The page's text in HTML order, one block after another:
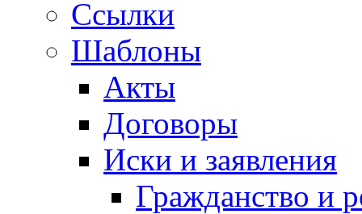
Ссылки
Шаблоны
Акты
Договоры
Иски и заявления
Гражданство и